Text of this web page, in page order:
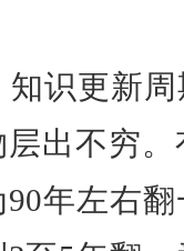
知识更新
出不穷
年左右